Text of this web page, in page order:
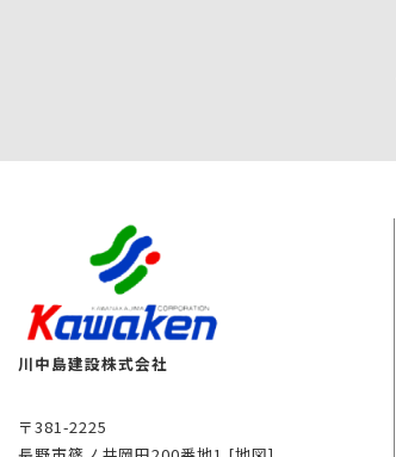
川中島建設株式会社
〒381-2225